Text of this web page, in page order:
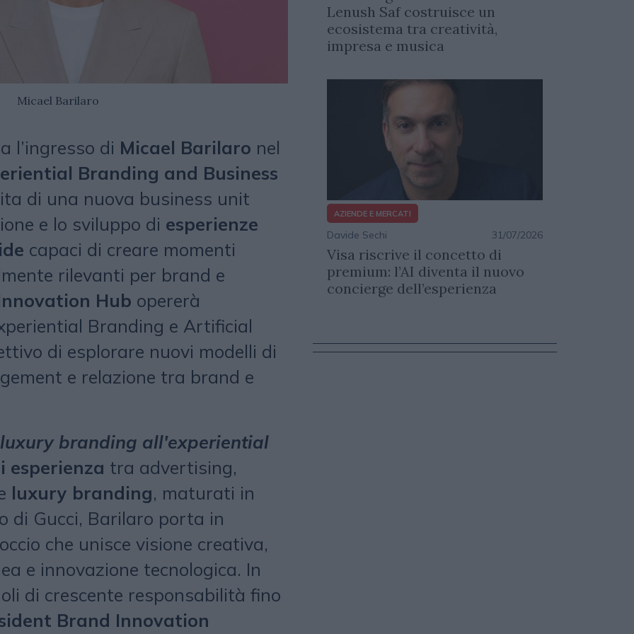
Micael Barilaro
l’ingresso di Micael Barilaro nel
Branding and Business
di una nuova business unit
e lo sviluppo di esperienze
capaci di creare momenti
rilevanti per brand e
Hub opererà
Branding e Artificial
di esplorare nuovi modelli di
e relazione tra brand e
branding all'experiential
esperienza tra advertising,
luxury branding, maturati in
di Gucci, Barilaro porta in
che unisce visione creativa,
e innovazione tecnologica. In
di crescente responsabilità fino
Brand Innovation
Lenush Saf costruisce un
ecosistema tra creatività,
impresa e musica
AZIENDE E MERCATI
Davide Sechi 31/07/2026
Visa riscrive il concetto di
premium: l’AI diventa il nuovo
concierge dell’esperienza